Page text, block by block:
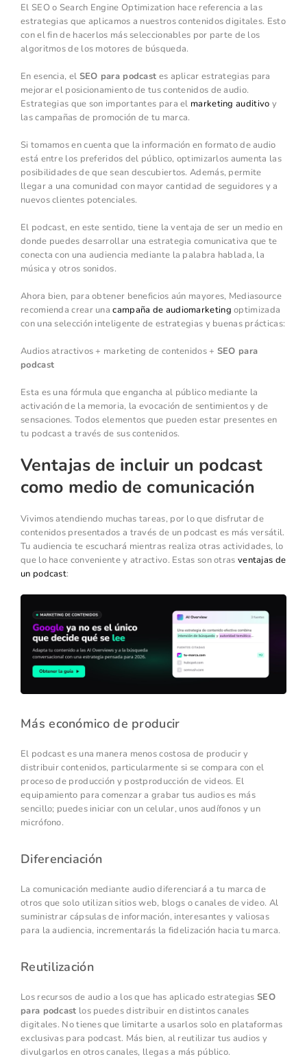
El SEO o Search Engine Optimization hace referencia a las
estrategias que aplicamos a nuestros contenidos digitales. Esto
con el fin de hacerlos más seleccionables por parte de los
algoritmos de los motores de búsqueda.
En esencia, el SEO para podcast es aplicar estrategias para
mejorar el posicionamiento de tus contenidos de audio.
Estrategias que son importantes para el marketing auditivo y
las campañas de promoción de tu marca.
Si tomamos en cuenta que la información en formato de audio
está entre los preferidos del público, optimizarlos aumenta las
posibilidades de que sean descubiertos. Además, permite
llegar a una comunidad con mayor cantidad de seguidores y a
nuevos clientes potenciales.
El podcast, en este sentido, tiene la ventaja de ser un medio en
donde puedes desarrollar una estrategia comunicativa que te
conecta con una audiencia mediante la palabra hablada, la
música y otros sonidos.
Ahora bien, para obtener beneficios aún mayores, Mediasource
recomienda crear unacampaña de audiomarketing optimizada
con una selección inteligente de estrategias y buenas prácticas:
Audios atractivos + marketing de contenidos + SEO para
podcast
Esta es una fórmula que engancha al público mediante la
activación de la memoria, la evocación de sentimientos y de
sensaciones. Todos elementos que pueden estar presentes en
tu podcast a través de sus contenidos.
Ventajas de incluir un podcast
como medio de comunicación
Vivimos atendiendo muchas tareas, por lo que disfrutar de
contenidos presentados a través de un podcast es más versátil.
Tu audiencia te escuchará mientras realiza otras actividades, lo
que lo hace conveniente y atractivo. Estas son otras ventajas de
un podcast:
Más económico de producir
El podcast es una manera menos costosa de producir y
distribuir contenidos, particularmente si se compara con el
proceso de producción y postproducción de videos. El
equipamiento para comenzar a grabar tus audios es más
sencillo; puedes iniciar con un celular, unos audífonos y un
micrófono.
Diferenciación
La comunicación mediante audio diferenciará a tu marca de
otros que solo utilizan sitios web, blogs o canales de video. Al
suministrar cápsulas de información, interesantes y valiosas
para la audiencia, incrementarás la fidelización hacia tu marca.
Reutilización
Los recursos de audio a los que has aplicado estrategiasSEO
para podcast los puedes distribuir en distintos canales
digitales. No tienes que limitarte a usarlos solo en plataformas
exclusivas para podcast. Más bien, al reutilizar tus audios y
divulgarlos en otros canales, llegas a más público.